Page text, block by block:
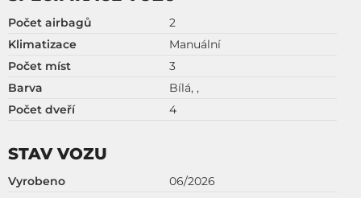
Počet airbagů
2
Klimatizace
Manuální
Počet míst
3
Barva
Bílá, ,
Počet dveří
4
STAV VOZU
Vyrobeno 06/2026